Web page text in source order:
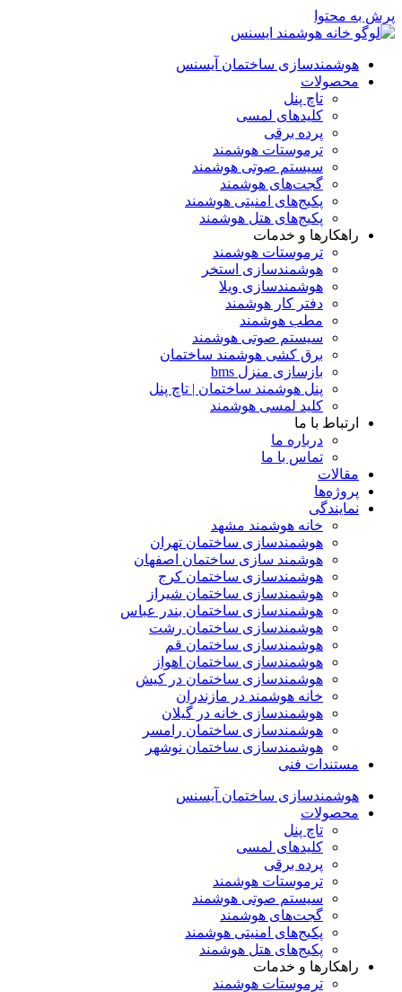
پرش به محتوا
هوشمندسازی ساختمان آیسنس
محصولات
تاچ پنل
کلیدهای لمسی
پرده برقی
ترموستات هوشمند
سیستم صوتی هوشمند
گجت‌های هوشمند
پکیج‌های امنیتی هوشمند
پکیج‌های هتل هوشمند
راهکارها و خدمات
ترموستات هوشمند
هوشمندسازی استخر
هوشمندسازی ویلا
دفتر کار هوشمند
مطب هوشمند
سیستم صوتی هوشمند
برق کشی هوشمند ساختمان
بازسازی منزل bms
پنل هوشمند ساختمان | تاچ پنل
کلید لمسی هوشمند
ارتباط با ما
درباره ما
تماس با ما
مقالات
پروژه‌ها
نمایندگی
خانه هوشمند مشهد
هوشمندسازی ساختمان تهران
هوشمند سازی ساختمان اصفهان
هوشمندسازی ساختمان کرج
هوشمندسازی ساختمان شیراز
هوشمندسازی ساختمان بندر عباس
هوشمندسازی ساختمان رشت
هوشمندسازی ساختمان قم
هوشمندسازی ساختمان اهواز
هوشمندسازی ساختمان در کیش
خانه هوشمند در مازندران
هوشمندسازی خانه در گیلان
هوشمندسازی ساختمان رامسر
هوشمندسازی ساختمان نوشهر
مستندات فنی
هوشمندسازی ساختمان آیسنس
محصولات
تاچ پنل
کلیدهای لمسی
پرده برقی
ترموستات هوشمند
سیستم صوتی هوشمند
گجت‌های هوشمند
پکیج‌های امنیتی هوشمند
پکیج‌های هتل هوشمند
راهکارها و خدمات
ترموستات هوشمند